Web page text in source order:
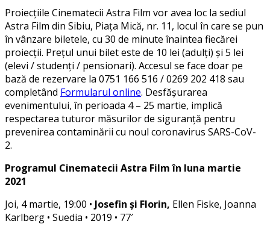
Proiecțiile Cinematecii Astra Film vor avea loc la sediul
Astra Film din Sibiu, Piața Mică, nr. 11, locul în care se pun
în vânzare biletele, cu 30 de minute înaintea fiecărei
proiecții. Prețul unui bilet este de 10 lei (adulți) și 5 lei
(elevi / studenți / pensionari). Accesul se face doar pe
bază de rezervare la 0751 166 516 / 0269 202 418 sau
completând Formularul online. Desfășurarea
evenimentului, în perioada 4 – 25 martie, implică
respectarea tuturor măsurilor de siguranță pentru
prevenirea contaminării cu noul coronavirus SARS-CoV-
2.
Programul Cinematecii Astra Film în luna martie
2021
Joi, 4 martie, 19:00 • Josefin și Florin, Ellen Fiske, Joanna
Karlberg • Suedia • 2019 • 77′